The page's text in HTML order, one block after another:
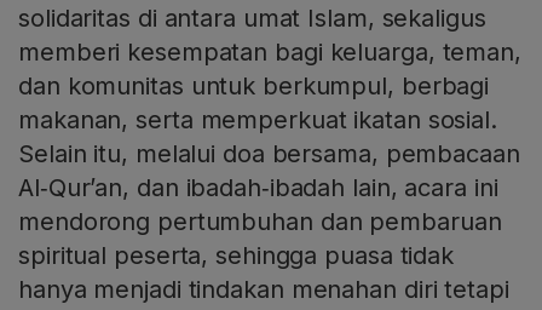
solidaritas di antara umat Islam, sekaligus
memberi kesempatan bagi keluarga, teman,
dan komunitas untuk berkumpul, berbagi
makanan, serta memperkuat ikatan sosial.
Selain itu, melalui doa bersama, pembacaan
Al‑Qur’an, dan ibadah‑ibadah lain, acara ini
mendorong pertumbuhan dan pembaruan
spiritual peserta, sehingga puasa tidak
hanya menjadi tindakan menahan diri tetapi